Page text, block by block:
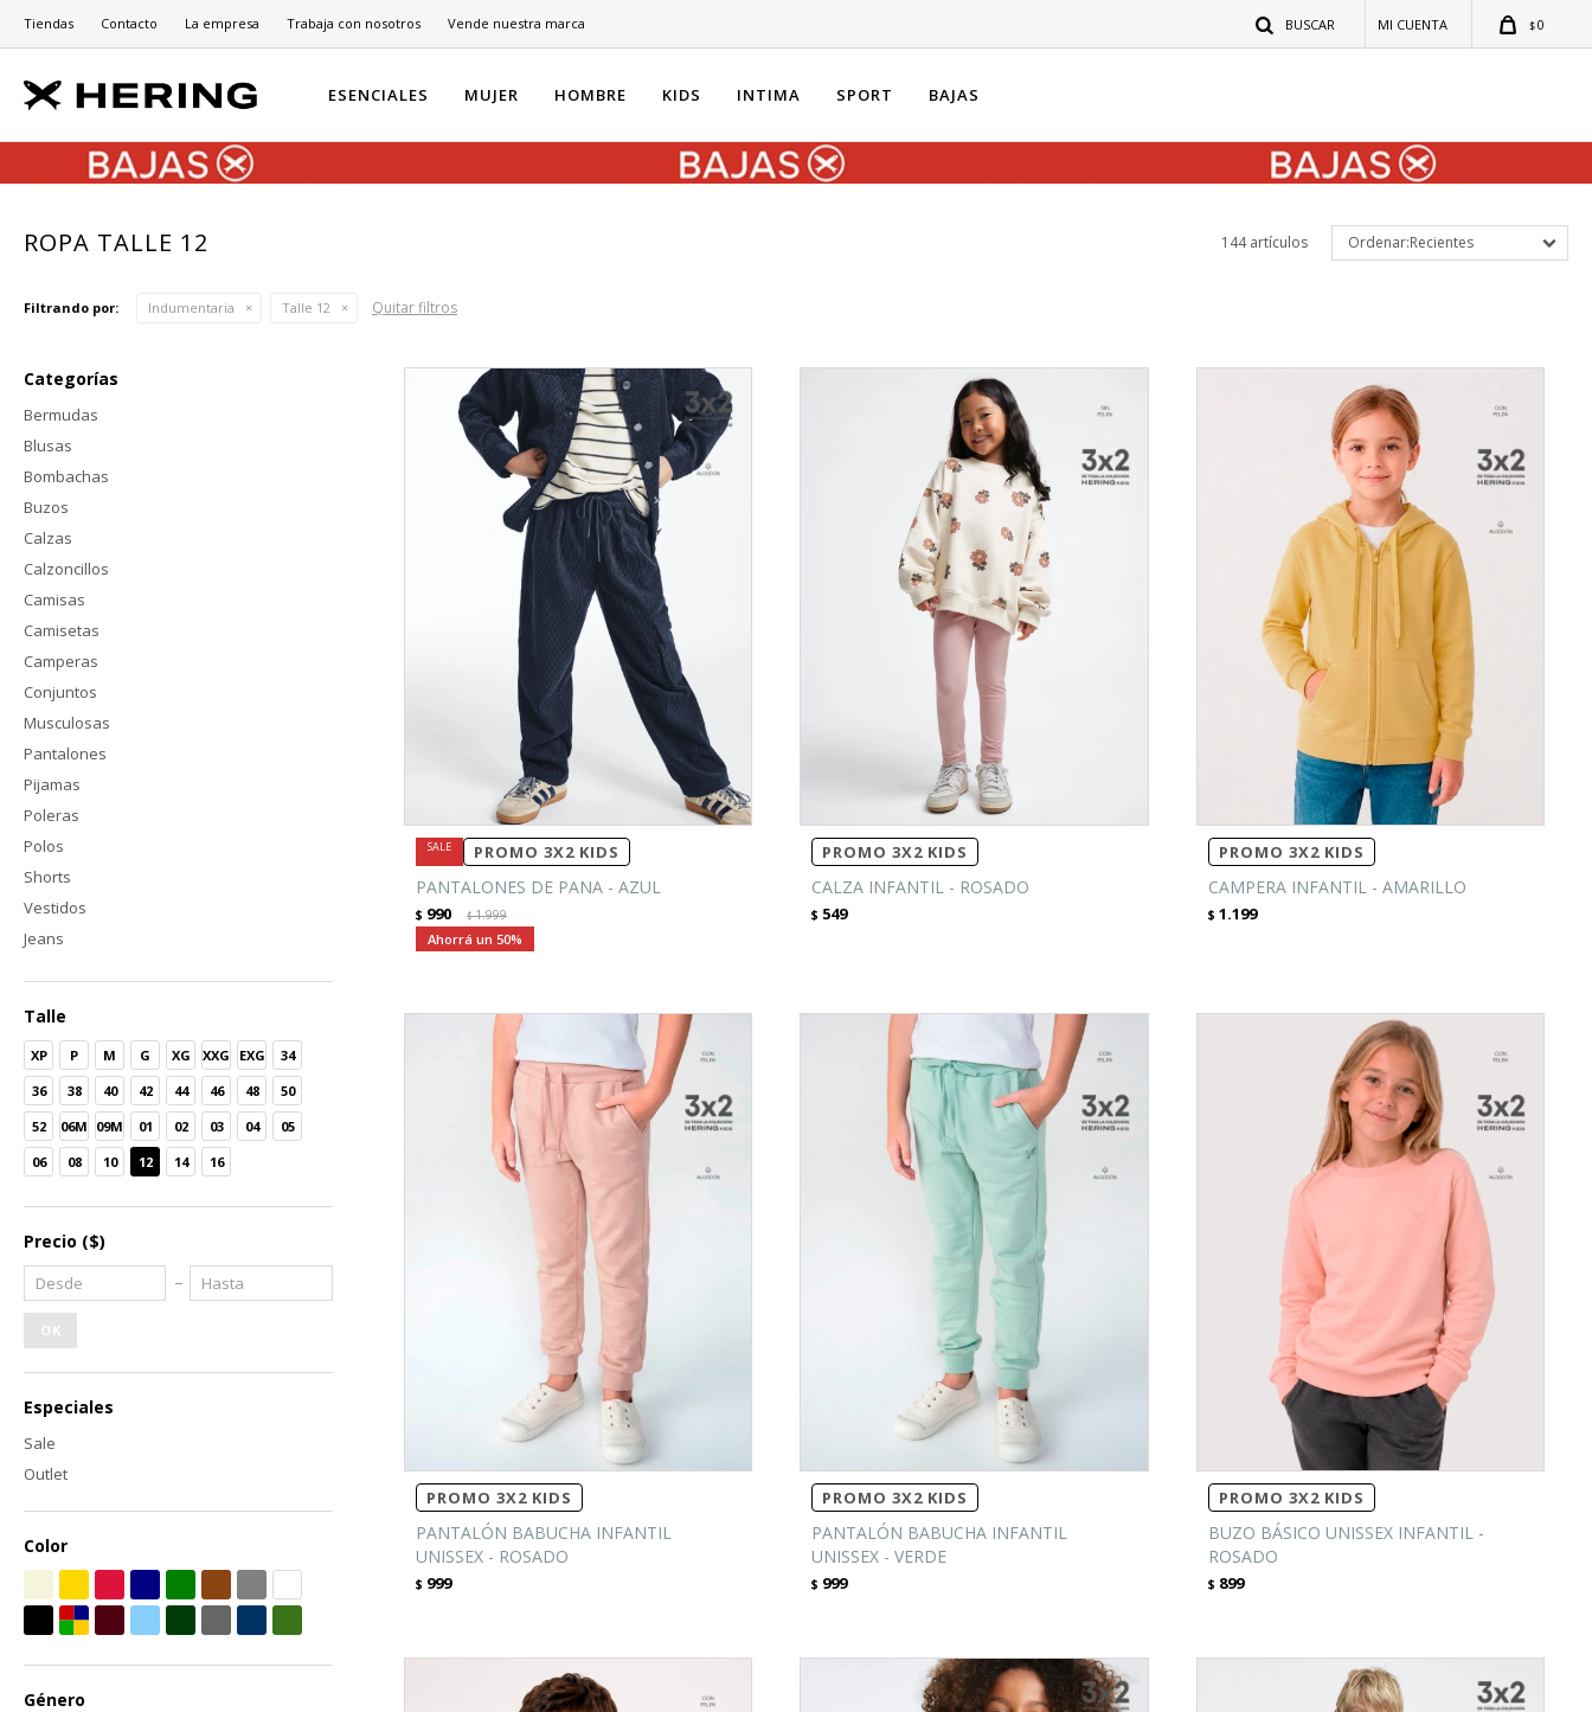
ESENCIALES MUJER HOMBRE KIDS INTIMA SPORT BAJAS
$0
Tiendas Contacto La empresa Trabaja con nosotros Vende nuestra marca
ROPA TALLE 12 144 artículos Recientes
Filtrando por: Indumentaria Talle 12 Quitar filtros
PROMO 3X2 KIDS
PANTALONES DE PANA - AZUL
$ 990 $1.999
50
PROMO 3X2 KIDS
CALZA INFANTIL - ROSADO
$ 549
PROMO 3X2 KIDS
CAMPERA INFANTIL - AMARILLO
$ 1.199
PROMO 3X2 KIDS
PANTALÓN BABUCHA INFANTIL
UNISSEX - ROSADO
$ 999
PROMO 3X2 KIDS
PANTALÓN BABUCHA INFANTIL
UNISSEX - VERDE
$ 999
PROMO 3X2 KIDS
BUZO BÁSICO UNISSEX INFANTIL -
ROSADO
$ 899
Categorías
Bermudas
Blusas
Bombachas
Buzos
Calzas
Calzoncillos
Camisas
Camisetas
Camperas
Conjuntos
Musculosas
Pantalones
Pijamas
Poleras
Polos
Shorts
Vestidos
Jeans
Talle
XP P M G XG XXG EXG
34
36
38 40 42 44 46 48
50
52
06M 09M 01 02 03 04
05
06
08 10 12 14 16
Precio ($)
OK
Especiales
Sale
Outlet
Color
Género